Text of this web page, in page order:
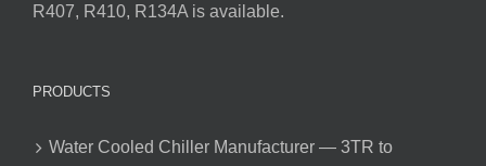
R407, R410, R134A is available.
PRODUCTS
Water Cooled Chiller Manufacturer — 3TR to